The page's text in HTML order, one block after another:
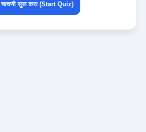
चाचणी सुरू करा (Start Quiz)